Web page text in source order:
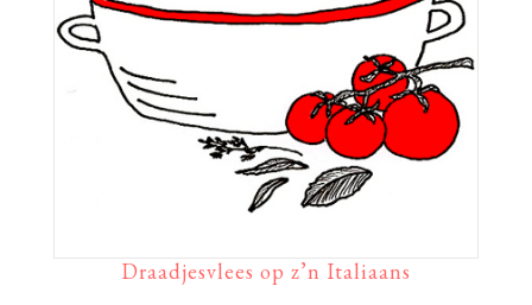
Draadjesvlees op z’n Italiaans